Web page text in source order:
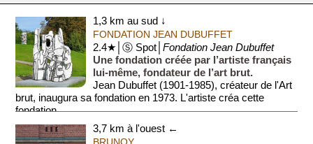
1,3 km au sud ↓
FONDATION JEAN DUBUFFET
2.4★│Ⓢ Spot│Fondation Jean Dubuffet
Une fondation créée par l’artiste français
lui-même, fondateur de l’art brut.
Jean Dubuffet (1901-1985), créateur de l'Art
brut, inaugura sa fondation en 1973. L'artiste créa cette
fondation...
3,7 km à l'ouest ←
BRUNOY